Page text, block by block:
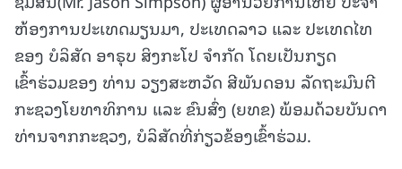
ຫ້ອງການປະເທດມຽນມາ, ປະເທດລາວ ແລະ ປະເທດໄທ
ຂອງ ບໍລິສັດ ອາຣຸບ ສິງກະໂປ ຈຳກັດ ໂດຍເປັນກຽດ
ເຂົ້າຮ່ວມຂອງ ທ່ານ ວຽງສະຫວັດ ສີພັນດອນ​ ລັດຖະມົນຕີ
ກະຊວງໂຍທາທິການ ແລະ ຂົນສົ່ງ (ຍທຂ) ພ້ອມດ້ວຍບັນດາ
ທ່ານຈາກກະຊວງ, ບໍລິສັດທີ່ກ່ຽວຂ້ອງເຂົ້າຮ່ວມ.​